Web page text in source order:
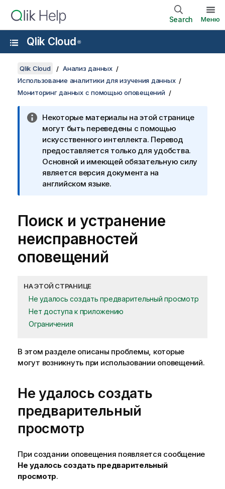
Search Меню
Qlik Cloud ®
Qlik Cloud
Анализ данных
Использование аналитики для изучения данных
Мониторинг данных с помощью оповещений
Некоторые материалы на этой странице
могут быть переведены с помощью
искусственного интеллекта. Перевод
предоставляется только для удобства.
Основной и имеющей обязательную силу
является версия документа на
английском языке.
Поиск и устранение
неисправностей
оповещений
НА ЭТОЙ СТРАНИЦЕ
Не удалось создать предварительный просмотр
Нет доступа к приложению
Ограничения
В этом разделе описаны проблемы, которые
могут возникнуть при использовании оповещений.
Не удалось создать
предварительный
просмотр
При создании оповещения появляется сообщение
Не удалось создать предварительный
просмотр.